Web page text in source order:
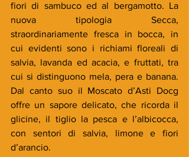
fiori di sambuco ed al bergamotto. La
nuova tipologia Secca,
straordinariamente fresca in bocca, in
cui evidenti sono i richiami floreali di
salvia, lavanda ed acacia, e fruttati, tra
cui si distinguono mela, pera e banana.
Dal canto suo il Moscato d’Asti Docg
offre un sapore delicato, che ricorda il
glicine, il tiglio la pesca e l’albicocca,
con sentori di salvia, limone e fiori
d’arancio.